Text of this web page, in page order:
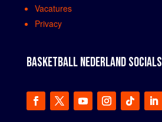
Vacatures
Privacy
BASKETBALL NEDERLAND SOCIALS